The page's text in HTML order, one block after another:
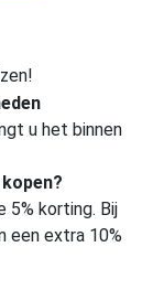
u het binnen
5% korting. Bij
een extra 10%